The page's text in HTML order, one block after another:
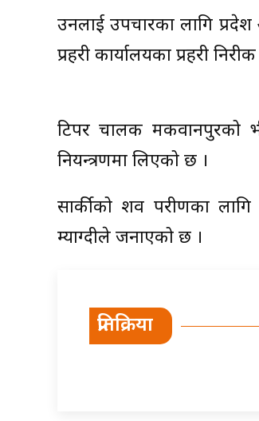
उनलाई उपचारका लागि
प्रहरी कार्यालयका प्रहरी
टिपर चालक मकवानपुरको
नियन्त्रणमा लिएको छ ।
सार्कीको शव परीक्षणका
म्याग्दीले जनाएको छ ।
प्रतिक्रिया